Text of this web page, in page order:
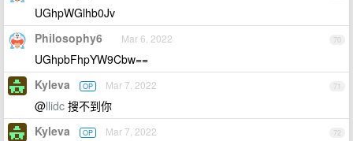
UGhpWGlhb0Jv
70
Philosophy6 Mar 6, 2022
UGhpbFhpYW9Cbw==
71
Kyleva OP Mar 7, 2022
@llidc 搜不到你
72
Kyleva OP Mar 7, 2022